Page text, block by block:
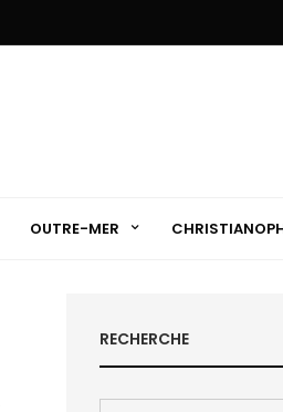
OUTRE-MER
RECHERCHE